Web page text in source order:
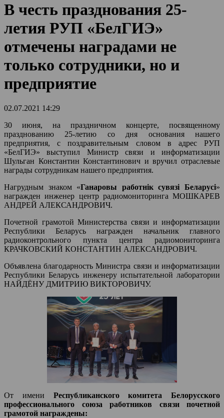
В честь празднования 25-
летия РУП «БелГИЭ»
отмечены наградами не
только сотрудники, но и
предприятие
02.07.2021 14:29
30 июня, на праздничном концерте, посвященному
празднованию 25-летию со дня основания нашего
предприятия, с поздравительным словом в адрес РУП
«БелГИЭ» выступил Министр связи и информатизации
Шульган Константин Константинович и вручил отраслевые
награды сотрудникам нашего предприятия.
Нагрудным знаком «Ганаровы работнiк сувязі Беларусі»
награжден инженер центр радиомониторинга МОШКАРЕВ
АНДРЕЙ АЛЕКСАНДРОВИЧ.
Почетной грамотой Министерства связи и информатизации
Республики Беларусь награжден начальник главного
радиоконтрольного пункта центра радиомониторинга
КРАЧКОВСКИЙ КОНСТАНТИН АЛЕКСАНДРОВИЧ.
Объявлена благодарность Министра связи и информатизации
Республики Беларусь инженеру испытательной лаборатории
НАЙДЁНУ ДМИТРИЮ ВИКТОРОВИЧУ.
От имени Республиканского комитета Белорусского
профессионального союза работников связи почетной
грамотой награждены: